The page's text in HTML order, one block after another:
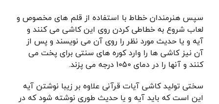
سپس هنرمندان خطاط با استفاده از قلم های مخصوص و
لعاب شروع به خطاطی کردن روی این کاشی می کنند و
آیه و یا حدیث مورد نظر را روی آن می نویسند و پس از
آن نیز کاشی ها را وارد کوره های سنتی برای پخت می
کنند و آنها را در دمای 1050 درجه می پزند.
سختی تولید کاشی آیات قرآنی علاوه بر زیبا نوشتن آیه
این است که باید آیه و یا حدیث طوری نوشته شود که در